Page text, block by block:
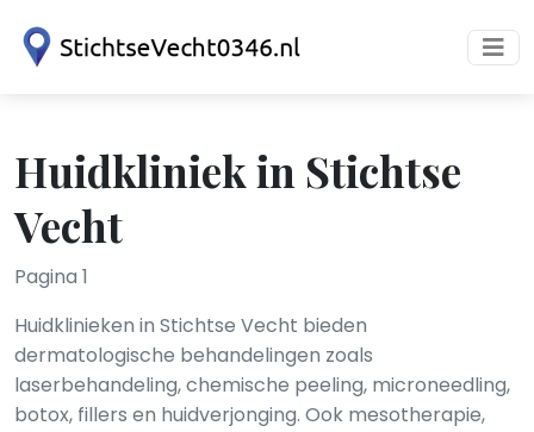
Huidkliniek in Stichtse
Vecht
Pagina 1
Huidklinieken in Stichtse Vecht bieden
dermatologische behandelingen zoals
laserbehandeling, chemische peeling, microneedling,
botox, fillers en huidverjonging. Ook mesotherapie,